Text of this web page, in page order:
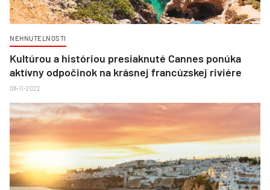
NEHNUTELNOSTI
Kultúrou a históriou presiaknuté Cannes ponúka
aktívny odpočinok na krásnej francúzskej riviére
08-11-2022